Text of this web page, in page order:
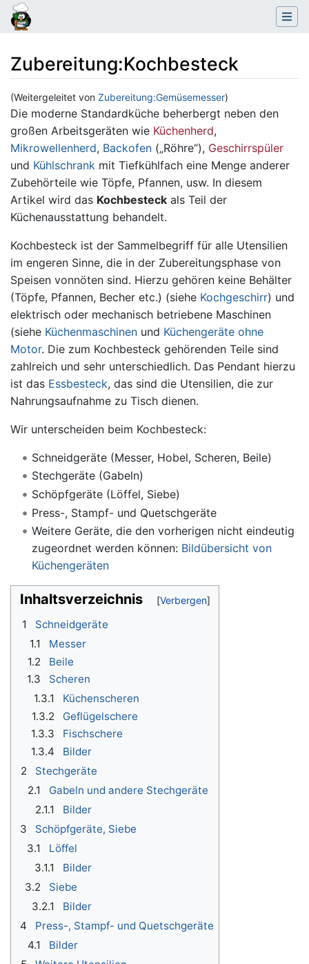
Zubereitung:Kochbesteck
(Weitergeleitet von Zubereitung:Gemüsemesser)
Wechseln zu: Navigation,Suche
Die moderne Standardküche beherbergt neben den
großen Arbeitsgeräten wie Küchenherd,
Mikrowellenherd, Backofen („Röhre“), Geschirrspüler
und Kühlschrank mit Tiefkühlfach eine Menge anderer
Zubehörteile wie Töpfe, Pfannen, usw. In diesem
Artikel wird das Kochbesteck als Teil der
Küchenausstattung behandelt.
Kochbesteck ist der Sammelbegriff für alle Utensilien
im engeren Sinne, die in der Zubereitungsphase von
Speisen vonnöten sind. Hierzu gehören keine Behälter
(Töpfe, Pfannen, Becher etc.) (siehe Kochgeschirr) und
elektrisch oder mechanisch betriebene Maschinen
(siehe Küchenmaschinen und Küchengeräte ohne
Motor. Die zum Kochbesteck gehörenden Teile sind
zahlreich und sehr unterschiedlich. Das Pendant hierzu
ist das Essbesteck, das sind die Utensilien, die zur
Nahrungsaufnahme zu Tisch dienen.
Wir unterscheiden beim Kochbesteck:
Schneidgeräte (Messer, Hobel, Scheren, Beile)
Stechgeräte (Gabeln)
Schöpfgeräte (Löffel, Siebe)
Press-, Stampf- und Quetschgeräte
Weitere Geräte, die den vorherigen nicht eindeutig
zugeordnet werden können: Bildübersicht von
Küchengeräten
Inhaltsverzeichnis
1
Schneidgeräte
1.1
Messer
1.2
Beile
1.3
Scheren
1.3.1
Küchenscheren
1.3.2
Geflügelschere
1.3.3
Fischschere
1.3.4
Bilder
2
Stechgeräte
2.1
Gabeln und andere Stechgeräte
2.1.1
Bilder
3
Schöpfgeräte, Siebe
3.1
Löffel
3.1.1
Bilder
3.2
Siebe
3.2.1
Bilder
4
Press-, Stampf- und Quetschgeräte
4.1
Bilder